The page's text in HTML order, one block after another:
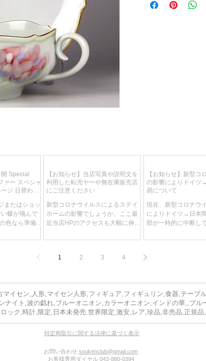
開 Special
ァー スペシャ
ジ 日替わ
またはショッ
蝶が飛んで
色なら準備中
降り切れ御
字で出すもの
【お知らせ】当店写真や説明文を
利用した転売ヤーや無在庫販売店
にご注意ください
新型コロナウイルスによるステイ
ホームの影響でしょうか、ここ最
近当店HPのアクセスも大幅に伸
変多くなってきていますが、その
ございましたのでご紹介させてい
【お知らせ】新型コ
の影響によりドイツ
易について
現在、新型コロナウ
によりドイツ→日本
部が一時的に中断し
ツ税関で留め置きさ
だきましたお客様の
1 2 3 4
イセン,人形,マイセン人形,フィギュア,フィギュリン,食器,テーブ
ナイト,波の戯れ,ブルーオニオン,カラーオニオン,インドの華,,ブ
ック,時計,限定,日本未発売,世界限定,激安,レア,珍品,非売品,正規品
特定商取引に関する法律に基づく表示
お問い合わせ soukenclub@gmail.com
お客様専用ダイヤル 043-880-0394